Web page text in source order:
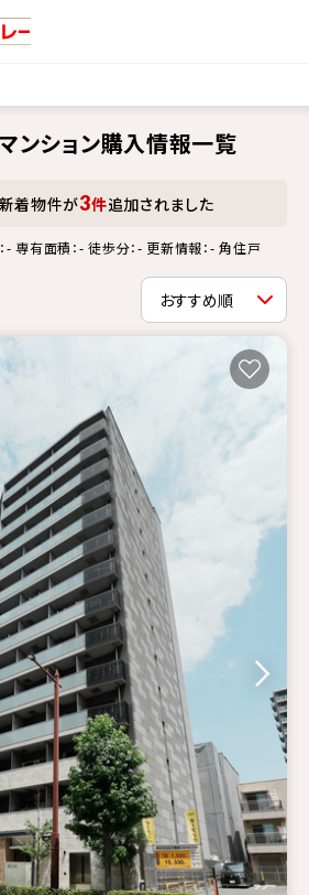
ンション購入情報一覧
着物件が3件追加されました
北区 価格：- 間取り：- 築年：- 専有面積：- 徒歩分：- 更新情報：- 角住戸